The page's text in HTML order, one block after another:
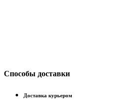
Способы доставки
Доставка курьером